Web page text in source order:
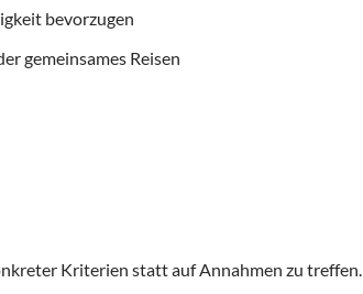
bevorzugen
gemeinsames Reisen
Kriterien statt auf Annahmen zu treffen.